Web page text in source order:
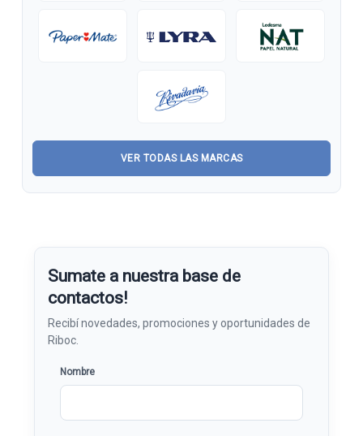
VER TODAS LAS MARCAS
Sumate a nuestra base de
contactos!
Nombre